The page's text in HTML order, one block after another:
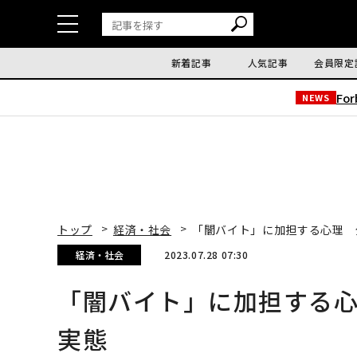
新着記事 人気記事 会員限定
NEWS
トップ 経済・社会 「闇バイト」に加担する心
経済・社会 2023.07.28 07:30
「闇バイト」に加担す
実態